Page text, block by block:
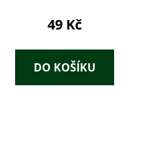
49 Kč
DO KOŠÍKU